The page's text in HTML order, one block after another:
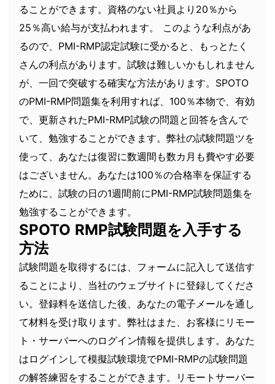
ることができます。資格のない社員より20％から
25％高い給与が支払われます。 このような利点があ
るので、PMI-RMP認定試験に受かると、もっとたく
さんの利点があります。試験は難しいかもしれません
が、一回で突破する確実な方法があります。SPOTO
のPMI-RMP問題集を利用すれば、100％本物で、有効
で、更新されたPMI-RMP試験の問題と回答を含んで
いて、勉強することができます。弊社の試験問題ツを
使って、あなたは復習に数週間も数カ月も費やす必要
はございません。あなたは100％の合格率を保証する
ために、試験の日の1週間前にPMI-RMP試験問題集を
勉強することができます。
SPOTO RMP試験問題を入手する
方法
試験問題を取得するには、フォームに記入して送信す
ることにより、当社のウェブサイトに登録してくださ
い。登録料を送信した後、あなたの電子メールを通し
て材料を受け取ります。弊社はまた、お客様にリモー
ト・サーバーへのログイン情報を提供します。あなた
はログインして模擬試験環境でPMI-RMPの試験問題
の解答練習をすることができます。リモートサーバー